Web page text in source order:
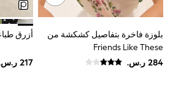
Green
Red
All Branded Schoolwear
adidas
Nike
Clarks
بلوزة فاخرة بتفاصيل كشكشة من
Friends Like These
أزرق